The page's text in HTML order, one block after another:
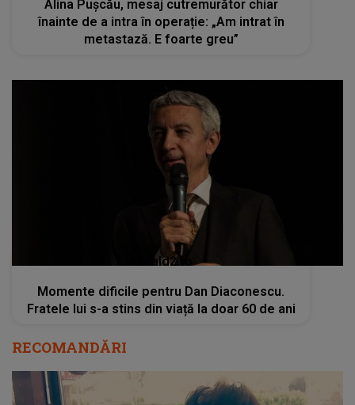
Alina Pușcău, mesaj cutremurător chiar
înainte de a intra în operație: „Am intrat în
metastază. E foarte greu”
kanald2.ro
Momente dificile pentru Dan Diaconescu.
Fratele lui s-a stins din viață la doar 60 de ani
RECOMANDĂRI